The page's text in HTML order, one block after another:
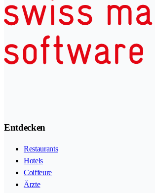
Entdecken
Restaurants
Hotels
Coiffeure
Ärzte